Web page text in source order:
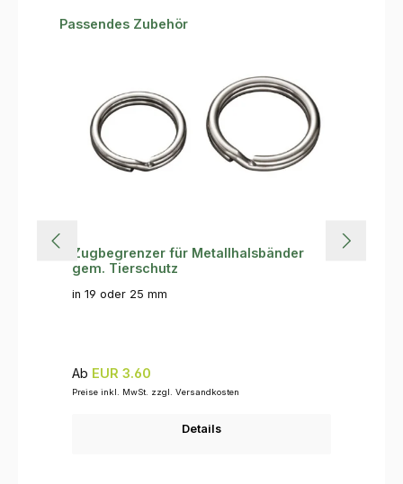
Produktgalerie überspringen
Passendes Zubehör
Zugbegrenzer für Metallhalsbänder
gem. Tierschutz
in 19 oder 25 mm
Regulärer Preis:
Ab EUR 3.60
Preise inkl. MwSt. zzgl. Versandkosten
Details